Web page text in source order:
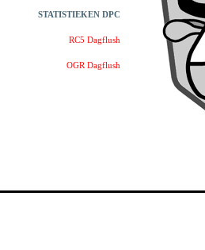
STATISTIEKEN DPC
RC5 Dagflush
OGR Dagflush